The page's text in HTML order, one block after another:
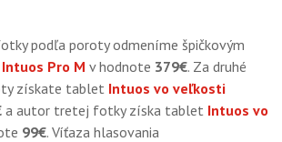
podľa poroty odmeníme špičkovým
Pro M v hodnote 379€. Za druhé
získate tablet Intuos vo veľkosti
a autor tretej fotky získa tablet Intuos vo
99€. Víťaza hlasovania